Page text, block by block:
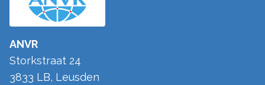
ANVR
Storkstraat 24
3833 LB, Leusden